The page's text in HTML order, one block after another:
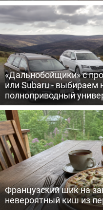
«Дальнобойщики» с
или Subaru -
полноприводный
Французский шик на
невероятный киш из